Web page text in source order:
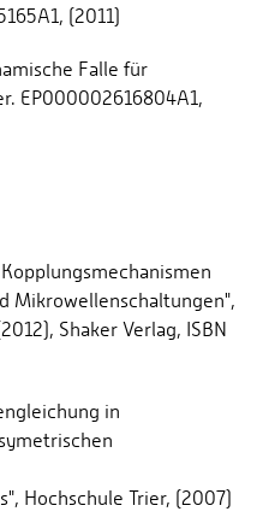
(2011)
Falle für
EP000002616804A1,
Mikrowellenschaltungen",
Shaker Verlag, ISBN
in
Hochschule Trier, (2007)